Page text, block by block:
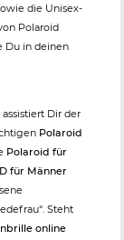
die Unisex-
Polaroid
Du in deinen
Dir der
Polaroid
Polaroid für
für Männer
Steht
online